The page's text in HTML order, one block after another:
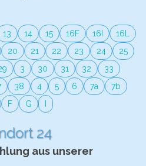
13 14 15 16F 16I
16L
20 21 22 23 24
25
3 30 31 32
33
38 4 5 6 7a
7b
F G
24
aus unserer